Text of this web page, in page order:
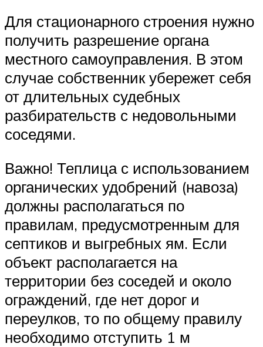
Для стационарного строения нужно
получить разрешение органа
местного самоуправления. В этом
случае собственник убережет себя
от длительных судебных
разбирательств с недовольными
соседями.
Важно! Теплица с использованием
органических удобрений (навоза)
должны располагаться по
правилам, предусмотренным для
септиков и выгребных ям. Если
объект располагается на
территории без соседей и около
ограждений, где нет дорог и
переулков, то по общему правилу
необходимо отступить 1 м